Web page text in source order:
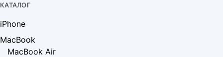
КАТАЛОГ
iPhone
MacBook
MacBook Air